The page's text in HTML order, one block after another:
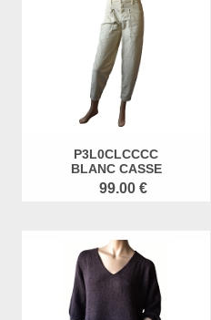
P3L0CLCCCC
BLANC CASSE
99.00 €